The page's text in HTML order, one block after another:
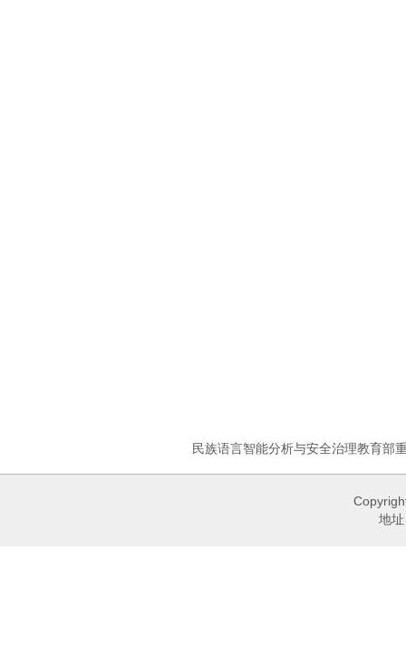
民族语言智能分析与安全治理教育部
地